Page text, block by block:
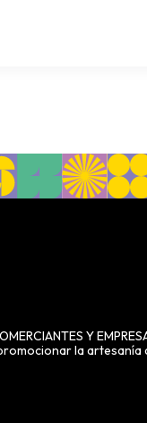
Y
la artesanía